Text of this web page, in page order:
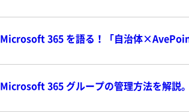
Microsoft 365 を語る！「自治体
Microsoft 365 グループの管理方法を解説